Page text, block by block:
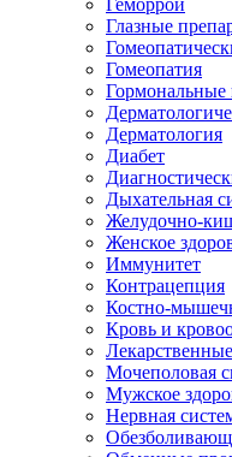
Геморрой
Глазные
Гомеопатия
Гормональные
Дерматология
Диабет
Дыхательная
Желудочно-
Женское
Иммунитет
Контрацепция
Костно-
Кровь и
Мочеполовая
Мужское
Нервная